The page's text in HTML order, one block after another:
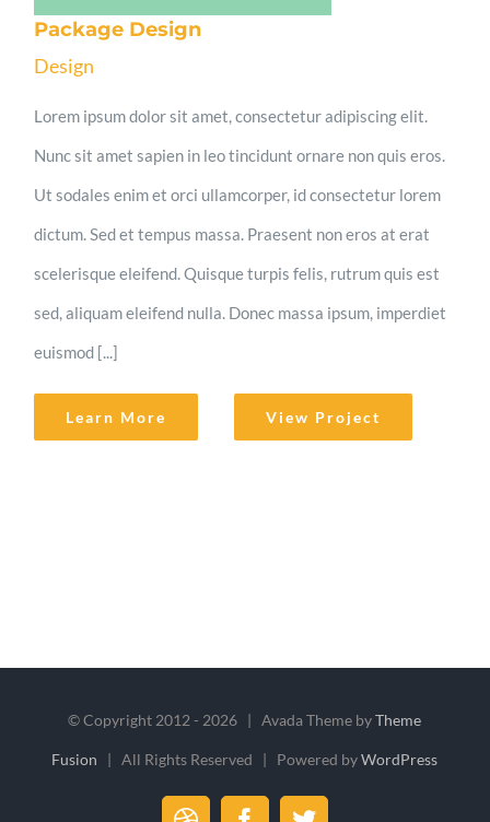
Package Design
Design
Lorem ipsum dolor sit amet, consectetur adipiscing elit.
Nunc sit amet sapien in leo tincidunt ornare non quis eros.
Ut sodales enim et orci ullamcorper, id consectetur lorem
dictum. Sed et tempus massa. Praesent non eros at erat
scelerisque eleifend. Quisque turpis felis, rutrum quis est
sed, aliquam eleifend nulla. Donec massa ipsum, imperdiet
euismod [...]
Learn More View Project
© Copyright 2012 - 2026 | Avada Theme byTheme
Fusion | All Rights Reserved | Powered byWordPress